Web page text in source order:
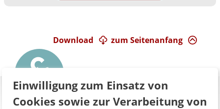
zum Seitenanfang
Download
Einwilligung zum Einsatz von
Cookies sowie zur Verarbeitung von